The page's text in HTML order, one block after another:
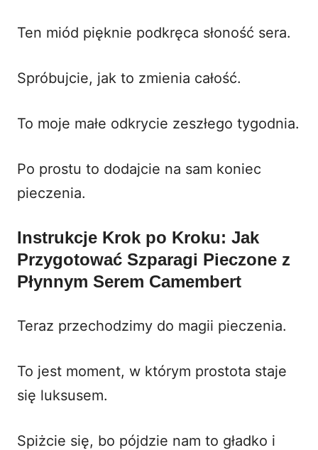
Ten miód pięknie podkręca słoność sera.
Spróbujcie, jak to zmienia całość.
To moje małe odkrycie zeszłego tygodnia.
Po prostu to dodajcie na sam koniec
pieczenia.
Instrukcje Krok po Kroku: Jak
Przygotować Szparagi Pieczone z
Płynnym Serem Camembert
Teraz przechodzimy do magii pieczenia.
To jest moment, w którym prostota staje
się luksusem.
Spiżcie się, bo pójdzie nam to gładko i